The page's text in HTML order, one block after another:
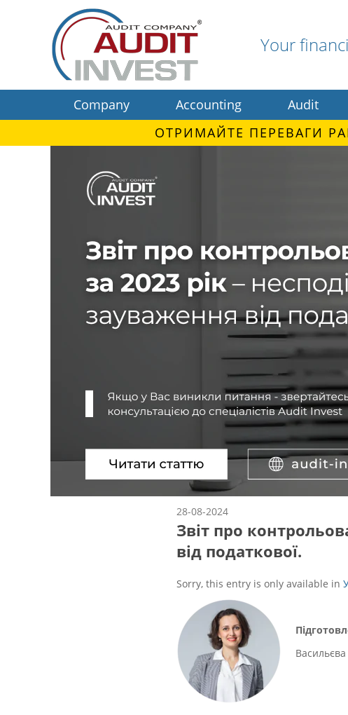
Your
Company
Accounting Audit
ОТРИМАЙТЕ ПЕРЕВАГИ
28-08-2024
Звіт про
від податкової.
Sorry, this entry is only available in